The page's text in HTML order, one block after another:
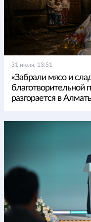
31 июля, 13:51
«Забрали мясо и
разгорается в